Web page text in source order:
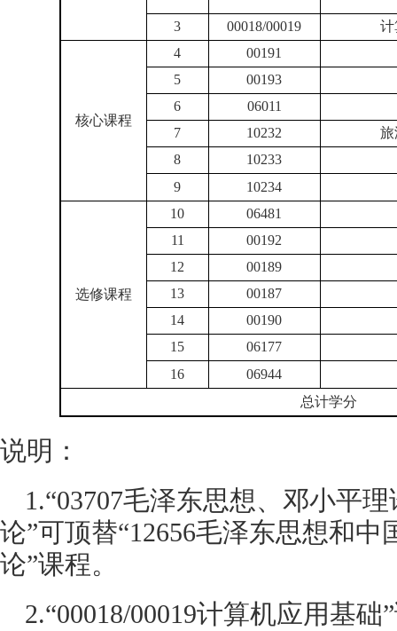
3 00018/00019 计
核心课程
4
00191
5
00193
6
06011
7
10232
旅
8
10233
9
10234
选修课程
10
06481
11
00192
12
00189
13
00187
14
00190
15
06177
16
06944
总计学分
说明：
1.“03707毛泽东思想、邓小平
论”可顶替“12656毛泽东思想和中
论”课程。
2.“00018/00019计算机应用基础